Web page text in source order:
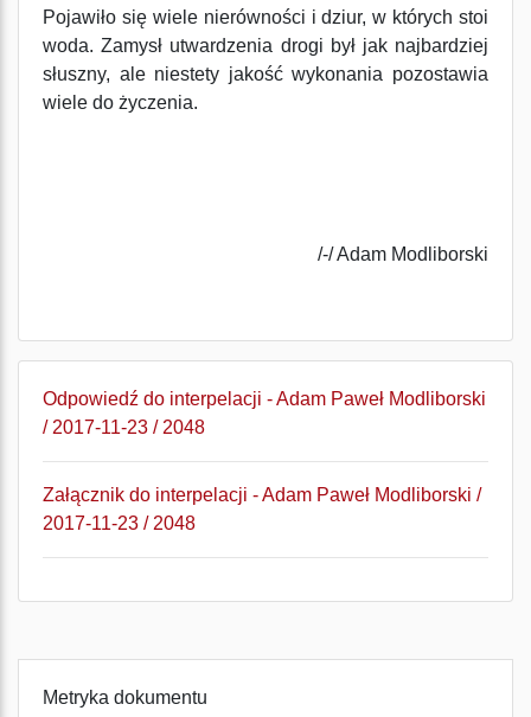
Pojawiło się wiele nierówności i dziur, w których stoi
woda. Zamysł utwardzenia drogi był jak najbardziej
słuszny, ale niestety jakość wykonania pozostawia
wiele do życzenia.
/-/ Adam Modliborski
Odpowiedź do interpelacji - Adam Paweł Modliborski
/ 2017-11-23 / 2048
Załącznik do interpelacji - Adam Paweł Modliborski /
2017-11-23 / 2048
Metryka dokumentu